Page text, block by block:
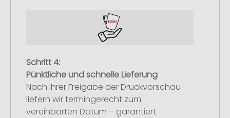
Schritt 4:
Pünktliche und schnelle Lieferung
Nach Ihrer Freigabe der Druckvorschau
liefern wir termingerecht zum
vereinbarten Datum – garantiert.